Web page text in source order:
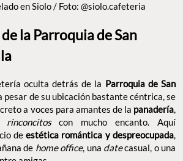
en Siolo / Foto: @siolo.cafeteria
la Parroquia de San
oculta detrás de la Parroquia de San
pesar de su ubicación bastante céntrica, se
a voces para amantes de la panadería,
rinconcitoscon mucho encanto. Aquí
deestética romántica y despreocupada,
de home office, una datecasual, o una